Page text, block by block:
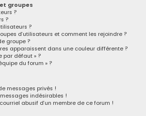
groupes
?
?
?
d’utilisateurs et comment les rejoindre ?
groupe ?
apparaissent dans une couleur différente ?
par défaut » ?
du forum » ?
messages privés !
indésirables !
abusif d’un membre de ce forum !